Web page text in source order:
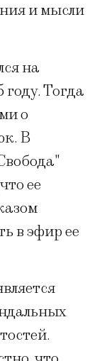
и мысли
на
Тогда
о
В
ее
в эфир ее